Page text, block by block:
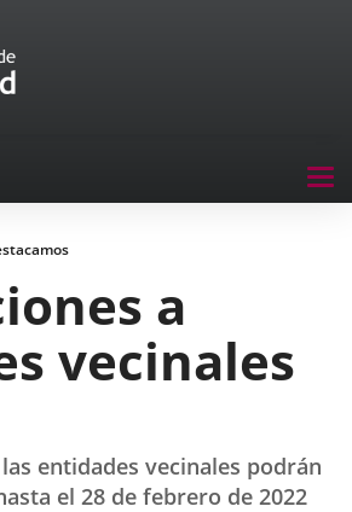
a
vecinales
entidades vecinales podrán
el 28 de febrero de 2022